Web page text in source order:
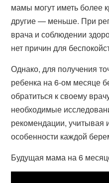
мамы могут иметь более
другие — меньше. При
врача и соблюдении
нет причин для
Однако, для получения
ребенка на 6-ом месяце
обратиться к своему
необходимые
рекомендации, учитывая
особенности каждой
Будущая мама на 6